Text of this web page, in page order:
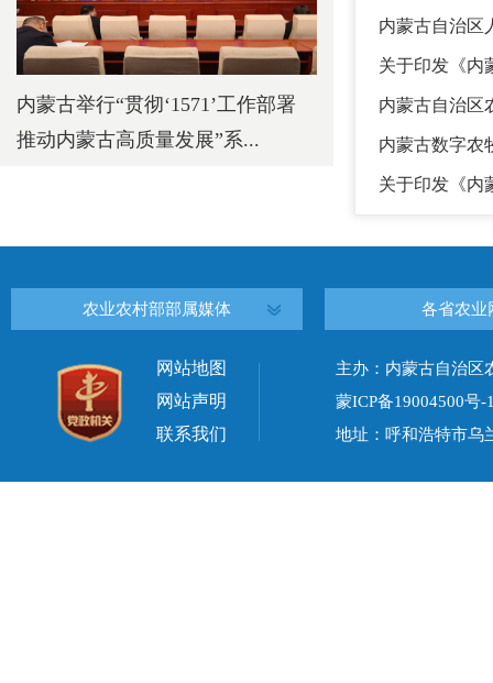
内蒙古举行“贯彻‘1571’工作部署
推动内蒙古高质量发展”系...
内蒙古自治区
关于印发《内
内蒙古自治区
内蒙古数字农
关于印发《内
农业农村部部属媒体 各省农业
网站地图
网站声明
联系我们
主办：内蒙古自治
蒙ICP备19004500号-
地址：呼和浩特市